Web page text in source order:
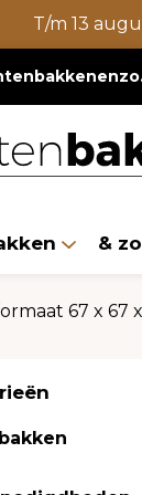
T/m 13
&
67 x 67